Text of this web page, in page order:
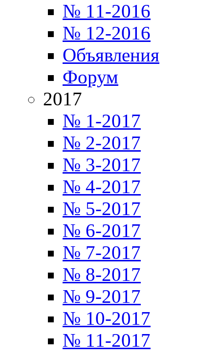
№ 11-2016
№ 12-2016
Объявления
Форум
2017
№ 1-2017
№ 2-2017
№ 3-2017
№ 4-2017
№ 5-2017
№ 6-2017
№ 7-2017
№ 8-2017
№ 9-2017
№ 10-2017
№ 11-2017